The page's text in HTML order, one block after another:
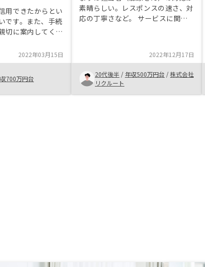
用できたからとい
です。また、手続
切に案内してくだ
スタープランがあ
でした。今後とも
願いいたします。
2022年03月15日
700万円台
素晴らしい。レスポンスの速さ、対
応の丁寧さなど。 サービスに関し
2022年12月17日
20代後半 / 年収500万円台 /株式会社
リクルート